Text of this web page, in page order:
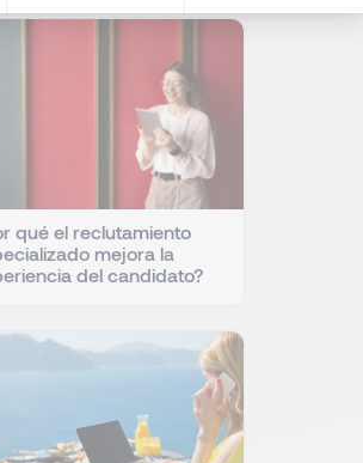
qué el reclutamiento
mejora la
del candidato?